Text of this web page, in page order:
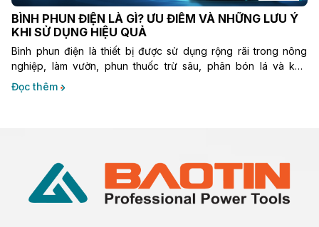
BÌNH PHUN ĐIỆN LÀ GÌ? ƯU ĐIỂM VÀ NHỮNG LƯU Ý
KHI SỬ DỤNG HIỆU QUẢ
Bình phun điện là thiết bị được sử dụng rộng rãi trong nông
nghiệp, làm vườn, phun thuốc trừ sâu, phân bón lá và khử
khuẩn. Nhờ khả năng phun đều, tiết kiệm công sức và nâng
cao hiệu suất làm việc, bình phun điện ngày càng được nhiều
Đọc thêm